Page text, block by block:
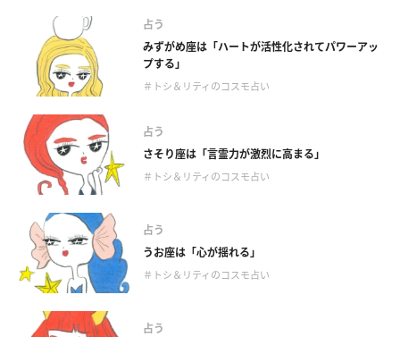
占う
みずがめ座は「ハートが活性化されてパワーアッ
プする」
＃トシ＆リティのコスモ占い
占う
さそり座は「言霊力が激烈に高まる」
＃トシ＆リティのコスモ占い
占う
うお座は「心が揺れる」
＃トシ＆リティのコスモ占い
占う